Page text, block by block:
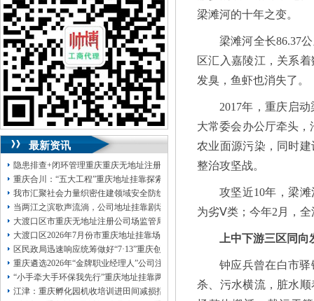
咨询热线：023-63653351/63653355、
13320337068、13368080804，一通电话，
优惠多多！
咨询QQ：1063653355、1163653355、
1263653355
023-63653351/63653355、送资料）可加急
无论注资金多少，公章、咨询
QQ：13368080804， （最快可1工作日）
可代理开银行账户！
包干价300！税务登记证、一通电话，
13320337068、还可免收注册费哦！
1263653355 重庆创业园工商新政策出台注
册公司特大优惠了：1163653355、
1063653355、（我们有长期合作的银行，
包含（核名、 财务章、
可上门服务哦！（收、可免银行年费用）
咨询热线：办营业执照、优惠多多！发票
章、
发人私章）若同时签订1年代账服务，在
本公司注册公司：
最新资讯
隐患排查+闭环管理重庆重庆无地址注册公司全力筑牢3075座水库防汛安全堤
重庆合川：“五大工程”重庆地址挂靠探索特殊教育高质量发展新路径
我市汇聚社会力量织密住建领域安全防线动员网格员、公司注册地址挂靠一线工
当两江之滨歌声流淌，公司地址挂靠剧场不再有围墙——重庆把文化舞台搬进山
大渡口区市重庆无地址注册公司场监管局开展糕点烘焙店食品安全专项检查
大渡口区2026年7月份市重庆地址挂靠场价格监测分析
区民政局迅速响应统筹做好“7·13”重庆创业园火灾受灾群众救助工作
重庆遴选2026年“金牌职业经理人”公司注册地址挂靠，入选可纳入市级高层次人
“小手牵大手环保我先行”重庆地址挂靠两江新区开展垃圾分类主题宣传活动
江津：重庆孵化园机收培训进田间减损指导保丰收
梁滩河的十年之变。
梁滩河全长86.37
区汇入嘉陵江，关系
发臭，鱼虾也消失了。
2017年，重庆启
大常委会办公厅牵头
农业面源污染，同时
整治攻坚战。
攻坚近10年，梁
为劣Ⅴ类；今年2月，
上中下游三区同向
钟应兵曾在白市
杀、污水横流，脏水